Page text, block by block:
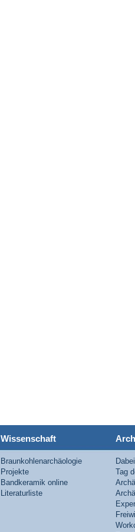
Wissenschaft
Braunkohlenarchäologie
Projekte
Bandkeramik online
Literaturliste
Tag